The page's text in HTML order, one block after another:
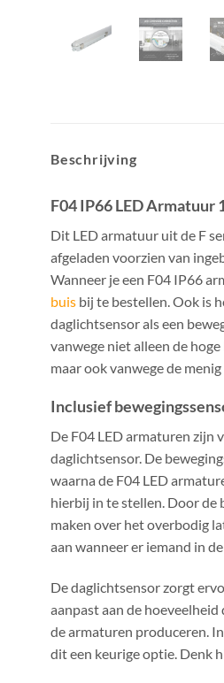
Beschrijving
F04 IP66 LED
Dit LED armatuur uit de F
afgeladen voorzien van
Wanneer je een F04 IP66
buis bij te bestellen. Ook is
daglichtsensor als een
vanwege niet alleen de
maar ook vanwege de
Inclusief
De F04 LED armaturen zijn
daglichtsensor. De
waarna de F04 LED
hierbij in te stellen. Door de
maken over het overbodig
aan wanneer er iemand in
De daglichtsensor zorgt
aanpast aan de
de armaturen produceren.
dit een keurige optie. Denk